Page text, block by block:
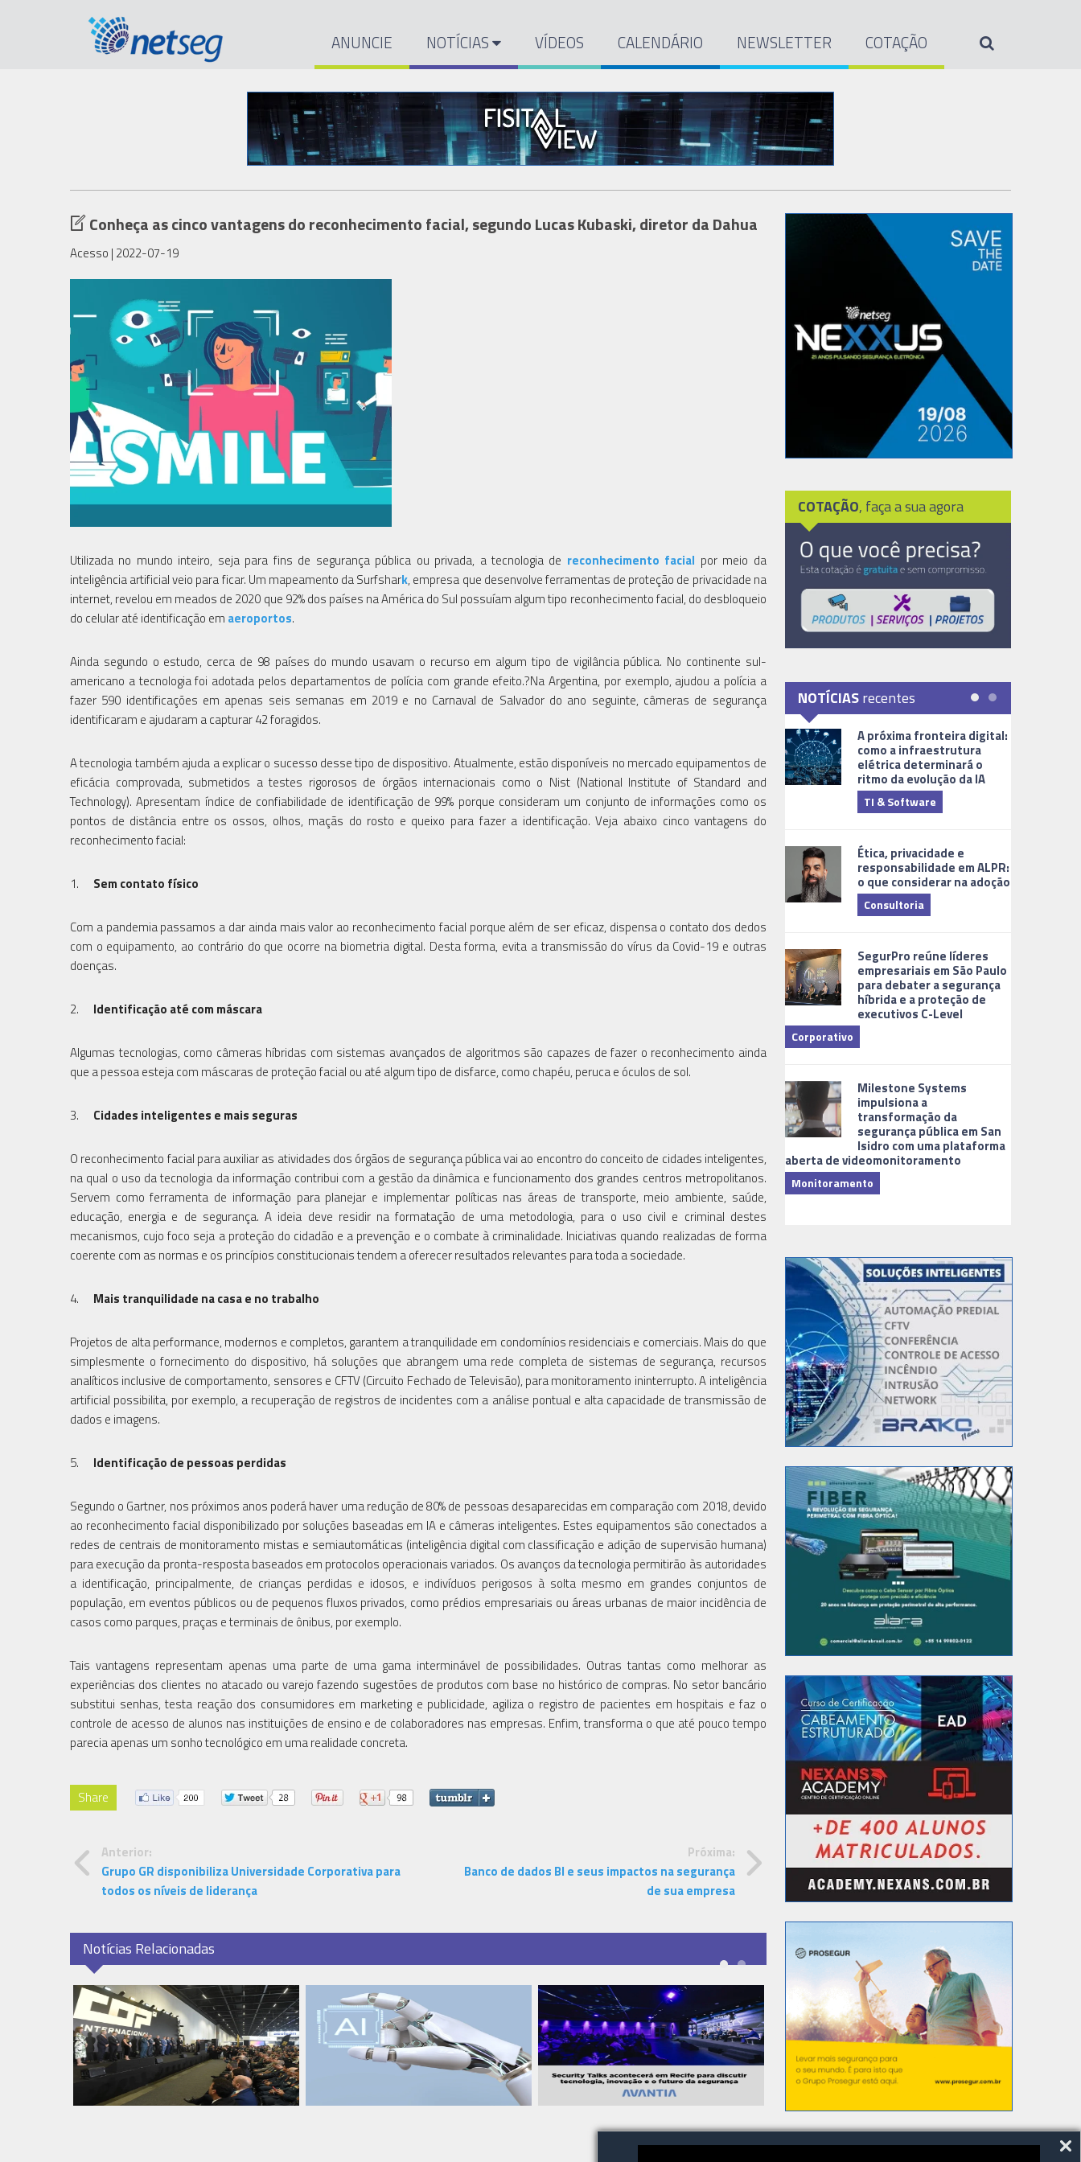
ANUNCIE NOTÍCIAS VÍDEOS CALENDÁRIO NEWSLETTER COTAÇÃO
Conheça as cinco vantagens do reconhecimento facial, segundo Lucas Kubaski, diretor da Dahua
Acesso | 2022-07-19
Utilizada no mundo inteiro, seja para fins de segurança pública ou privada, a tecnologia de reconhecimento facial por meio da
inteligência artificial veio para ficar. Um mapeamento da Surfshark, empresa que desenvolve ferramentas de proteção de privacidade na
internet, revelou em meados de 2020 que 92% dos países na América do Sul possuíam algum tipo reconhecimento facial, do desbloqueio
do celular até identificação em aeroportos.
Ainda segundo o estudo, cerca de 98 países do mundo usavam o recurso em algum tipo de vigilância pública. No continente sul-
americano a tecnologia foi adotada pelos departamentos de polícia com grande efeito.?Na Argentina, por exemplo, ajudou a polícia a
fazer 590 identificações em apenas seis semanas em 2019 e no Carnaval de Salvador do ano seguinte, câmeras de segurança
identificaram e ajudaram a capturar 42 foragidos.
A tecnologia também ajuda a explicar o sucesso desse tipo de dispositivo. Atualmente, estão disponíveis no mercado equipamentos de
eficácia comprovada, submetidos a testes rigorosos de órgãos internacionais como o Nist (National Institute of Standard and
Technology). Apresentam índice de confiabilidade de identificação de 99% porque consideram um conjunto de informações como os
pontos de distância entre os ossos, olhos, maçãs do rosto e queixo para fazer a identificação. Veja abaixo cinco vantagens do
reconhecimento facial:
1. Sem contato físico
Com a pandemia passamos a dar ainda mais valor ao reconhecimento facial porque além de ser eficaz, dispensa o contato dos dedos
com o equipamento, ao contrário do que ocorre na biometria digital. Desta forma, evita a transmissão do vírus da Covid-19 e outras
doenças.
2. Identificação até com máscara
Algumas tecnologias, como câmeras híbridas com sistemas avançados de algoritmos são capazes de fazer o reconhecimento ainda
que a pessoa esteja com máscaras de proteção facial ou até algum tipo de disfarce, como chapéu, peruca e óculos de sol.
3. Cidades inteligentes e mais seguras
O reconhecimento facial para auxiliar as atividades dos órgãos de segurança pública vai ao encontro do conceito de cidades inteligentes,
na qual o uso da tecnologia da informação contribui com a gestão da dinâmica e funcionamento dos grandes centros metropolitanos.
Servem como ferramenta de informação para planejar e implementar políticas nas áreas de transporte, meio ambiente, saúde,
educação, energia e de segurança. A ideia deve residir na formatação de uma metodologia, para o uso civil e criminal destes
mecanismos, cujo foco seja a proteção do cidadão e a prevenção e o combate à criminalidade. Iniciativas quando realizadas de forma
coerente com as normas e os princípios constitucionais tendem a oferecer resultados relevantes para toda a sociedade.
4. Mais tranquilidade na casa e no trabalho
Projetos de alta performance, modernos e completos, garantem a tranquilidade em condomínios residenciais e comerciais. Mais do que
simplesmente o fornecimento do dispositivo, há soluções que abrangem uma rede completa de sistemas de segurança, recursos
analíticos inclusive de comportamento, sensores e CFTV (Circuito Fechado de Televisão), para monitoramento ininterrupto. A inteligência
artificial possibilita, por exemplo, a recuperação de registros de incidentes com a análise pontual e alta capacidade de transmissão de
dados e imagens.
5. Identificação de pessoas perdidas
Segundo o Gartner, nos próximos anos poderá haver uma redução de 80% de pessoas desaparecidas em comparação com 2018, devido
ao reconhecimento facial disponibilizado por soluções baseadas em IA e câmeras inteligentes. Estes equipamentos são conectados a
redes de centrais de monitoramento mistas e semiautomáticas (inteligência digital com classificação e adição de supervisão humana)
para execução da pronta-resposta baseados em protocolos operacionais variados. Os avanços da tecnologia permitirão às autoridades
a identificação, principalmente, de crianças perdidas e idosos, e indivíduos perigosos à solta mesmo em grandes conjuntos de
população, em eventos públicos ou de pequenos fluxos privados, como prédios empresariais ou áreas urbanas de maior incidência de
casos como parques, praças e terminais de ônibus, por exemplo.
Tais vantagens representam apenas uma parte de uma gama interminável de possibilidades. Outras tantas como melhorar as
experiências dos clientes no atacado ou varejo fazendo sugestões de produtos com base no histórico de compras. No setor bancário
substitui senhas, testa reação dos consumidores em marketing e publicidade, agiliza o registro de pacientes em hospitais e faz o
controle de acesso de alunos nas instituições de ensino e de colaboradores nas empresas. Enfim, transforma o que até pouco tempo
parecia apenas um sonho tecnológico em uma realidade concreta.
Share
Anterior:
Grupo GR disponibiliza Universidade Corporativa para
todos os níveis de liderança
Próxima:
Banco de dados BI e seus impactos na segurança
de sua empresa
Notícias Relacionadas
COTAÇÃO, faça a sua agora
NOTÍCIASrecentes
A próxima fronteira digital:
como a infraestrutura
elétrica determinará o
ritmo da evolução da IA
TI & Software
Ética, privacidade e
responsabilidade em ALPR:
o que considerar na adoção
Consultoria
SegurPro reúne líderes
empresariais em São Paulo
para debater a segurança
híbrida e a proteção de
executivos C-Level
Corporativo
Milestone Systems
impulsiona a
transformação da
segurança pública em San
Isidro com uma plataforma
aberta de videomonitoramento
Monitoramento